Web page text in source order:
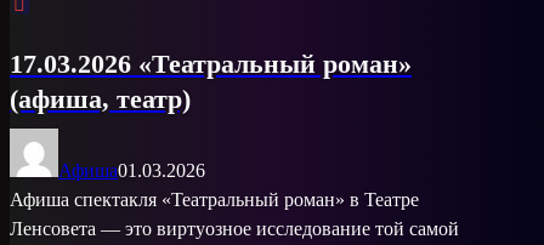
17.03.2026 «Театральный роман»
(афиша, театр)
Афиша01.03.2026
Афиша спектакля «Театральный роман» в Театре
Ленсовета — это виртуозное исследование той самой